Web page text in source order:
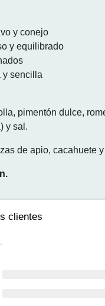
y conejo
y equilibrado
y sencilla
pimentón dulce,
y sal.
de apio, cacahuete
clientes